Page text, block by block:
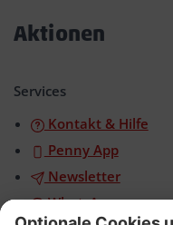
Aktionen
Services
Kontakt & Hilfe
Penny App
Newsletter
WhatsApp